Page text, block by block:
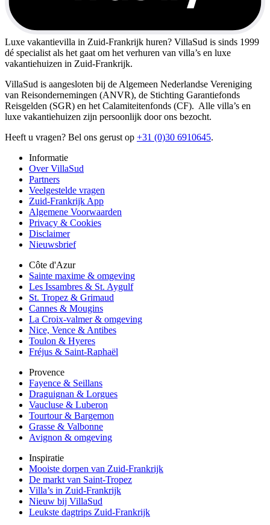
Luxe vakantievilla in Zuid-Frankrijk huren? VillaSud is sinds 1999
dé specialist als het gaat om het verhuren van villa’s en luxe
vakantiehuizen in Zuid-Frankrijk.
VillaSud is aangesloten bij de Algemeen Nederlandse Vereniging
van Reisondernemingen (ANVR), de Stichting Garantiefonds
Reisgelden (SGR) en het Calamiteitenfonds (CF). Alle villa’s en
luxe vakantiehuizen zijn persoonlijk door ons bezocht.
Heeft u vragen? Bel ons gerust op +31 (0)30 6910645.
Informatie
Over VillaSud
Partners
Veelgestelde vragen
Zuid-Frankrijk App
Algemene Voorwaarden
Privacy & Cookies
Disclaimer
Nieuwsbrief
Côte d'Azur
Sainte maxime & omgeving
Les Issambres & St. Aygulf
St. Tropez & Grimaud
Cannes & Mougins
La Croix-valmer & omgeving
Nice, Vence & Antibes
Toulon & Hyeres
Fréjus & Saint-Raphaël
Provence
Fayence & Seillans
Draguignan & Lorgues
Vaucluse & Luberon
Tourtour & Bargemon
Grasse & Valbonne
Avignon & omgeving
Inspiratie
Mooiste dorpen van Zuid-Frankrijk
De markt van Saint-Tropez
Villa’s in Zuid-Frankrijk
Nieuw bij VillaSud
Leukste dagtrips Zuid-Frankrijk